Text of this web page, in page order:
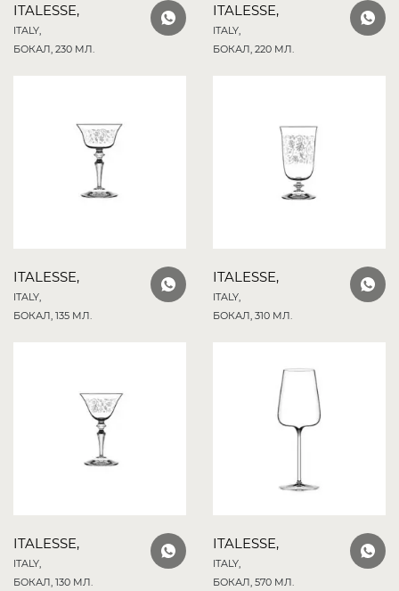
ITALESSE,
ITALY,
БОКАЛ, 230 МЛ.
ITALESSE,
ITALY,
БОКАЛ, 220 МЛ.
ITALESSE,
ITALY,
БОКАЛ, 135 МЛ.
ITALESSE,
ITALY,
БОКАЛ, 310 МЛ.
ITALESSE,
ITALY,
БОКАЛ, 130 МЛ.
ITALESSE,
ITALY,
БОКАЛ, 570 МЛ.